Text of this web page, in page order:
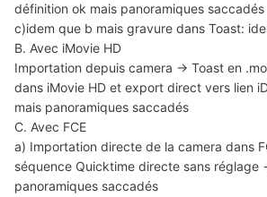
définition ok mais panoramiques saccadés
c)idem que b mais gravure dans Toast:
B. Avec iMovie HD
Importation depuis camera -> Toast en
dans iMovie HD et export direct vers lien
mais panoramiques saccadés
C. Avec FCE
a) Importation directe de la camera dans
séquence Quicktime directe sans réglage
panoramiques saccadés